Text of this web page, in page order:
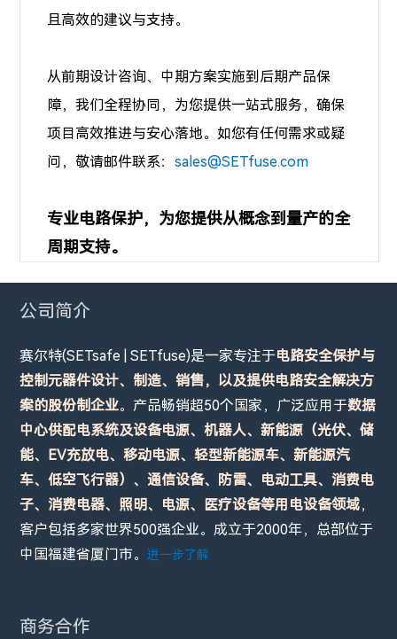
且高效的建议与支持。
从前期设计咨询、中期方案实施到后期产品保
障，我们全程协同，为您提供一站式服务，确保
项目高效推进与安心落地。如您有任何需求或疑
问，敬请邮件联系：sales@SETfuse.com
专业电路保护，为您提供从概念到量产的全
周期支持。
公司简介
赛尔特(SETsafe | SETfuse)是一家专注于电路安全保护与
控制元器件设计、制造、销售，以及提供电路安全解决方
案的股份制企业。产品畅销超50个国家，广泛应用于数据
中心供配电系统及设备电源、机器人、新能源（光伏、储
能、EV充放电、移动电源、轻型新能源车、新能源汽
车、低空飞行器）、通信设备、防雷、电动工具、消费电
子、消费电器、照明、电源、医疗设备等用电设备领域，
客户包括多家世界500强企业。成立于2000年，总部位于
中国福建省厦门市。进一步了解
商务合作